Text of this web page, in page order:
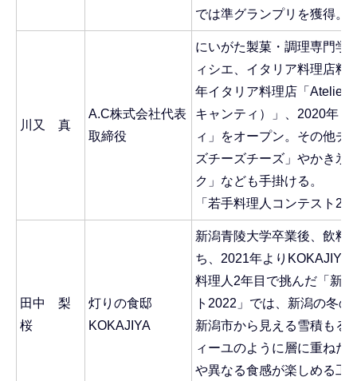
では準グランプリを獲得。
川又 真
A.C株式会社代表
取締役
にいがた製菓・調理専門学
ィシエ、イタリア料理店料
年イタリア料理店「
キャンティ）」、2020年
ィ」をオープン。その他チ
ズチーズチーズ」やかき氷
ク」なども手掛ける。
「若手料理人コンテスト
田中 梨
桜
灯りの食邸
KOKAJIYA
新潟青陵大学卒業後、飲料
ち、2021年よりKOKAJIYA
料理人2年目で挑んだ「新
ト2022」では、新潟の冬
新潟市から見える雪積もる
ィーユのように層に重ねた
や異なる食感が楽しめる工